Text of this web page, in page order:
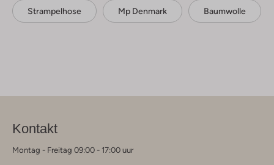
Strampelhose Mp Denmark Baumwolle
Kontakt
Montag - Freitag 09:00 - 17:00 uur